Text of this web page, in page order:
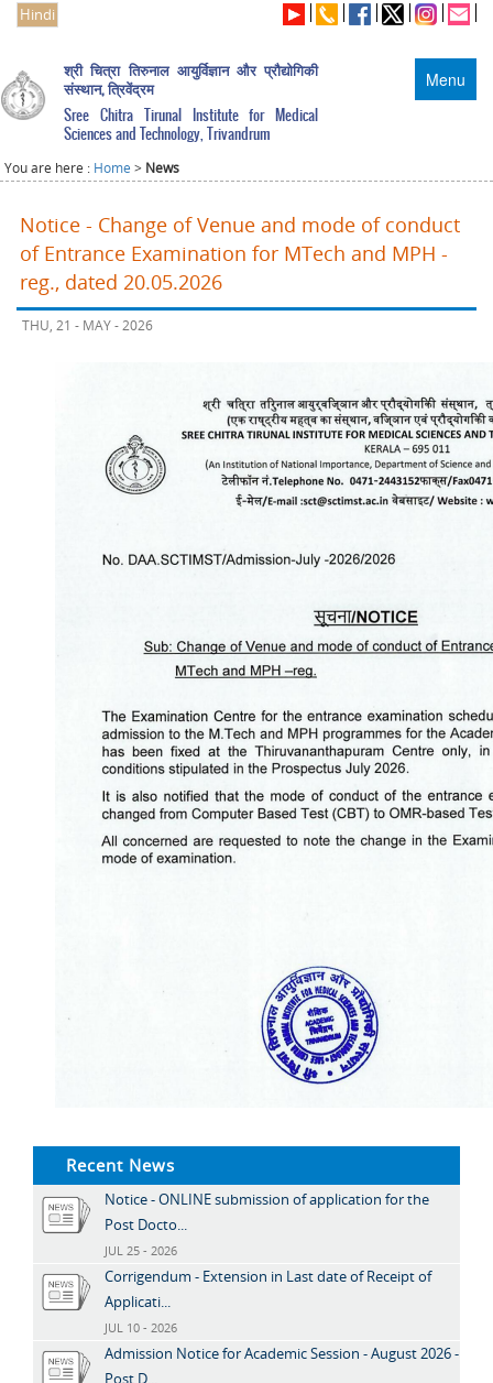
Hindi
Menu
श्री चित्रा तिरुनाल आयुर्विज्ञान और प्रौद्योगिकी
संस्थान, त्रिवेंद्रम
Sree Chitra Tirunal Institute for Medical
Sciences and Technology, Trivandrum
You are here : Home > News
Notice - Change of Venue and mode of conduct
of Entrance Examination for MTech and MPH -
reg., dated 20.05.2026
THU, 21 - MAY - 2026
Recent News
Notice - ONLINE submission of application for the
Post Docto...
JUL 25 - 2026
Corrigendum - Extension in Last date of Receipt of
Applicati...
JUL 10 - 2026
Admission Notice for Academic Session - August 2026 -
Post D...